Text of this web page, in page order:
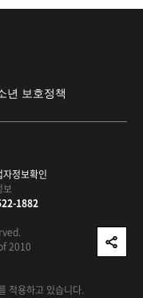
년 보호정책
자정보확인
보
1882
2010
적용하고 있습니다.